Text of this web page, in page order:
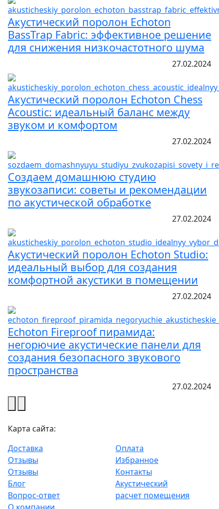
Акустический поролон Echoton
BassTrap Fabric: эффективное решение
для снижения низкочастотного шума
27.02.2024
Акустический поролон Echoton Chess
Acoustic: идеальный баланс между
звуком и комфортом
27.02.2024
Создаем домашнюю студию
звукозаписи: советы и рекомендации
по акустической обработке
27.02.2024
Акустический поролон Echoton Studio:
идеальный выбор для создания
комфортной акустики в помещении
27.02.2024
Echoton Fireproof пирамида:
негорючие акустические панели для
создания безопасного звукового
пространства
27.02.2024
Карта сайта:
Доставка
Отзывы
Оплата
Избранное
Отзывы
Блог
Вопрос-ответ
Контакты
Акустический
расчет помещения